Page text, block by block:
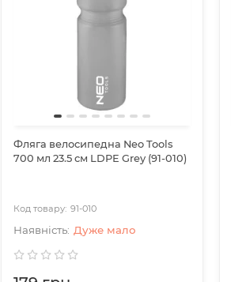
Фляга велосипедна Neo Tools
700 мл 23.5 см LDPE Grey (91-010)
91-010
Дуже мало